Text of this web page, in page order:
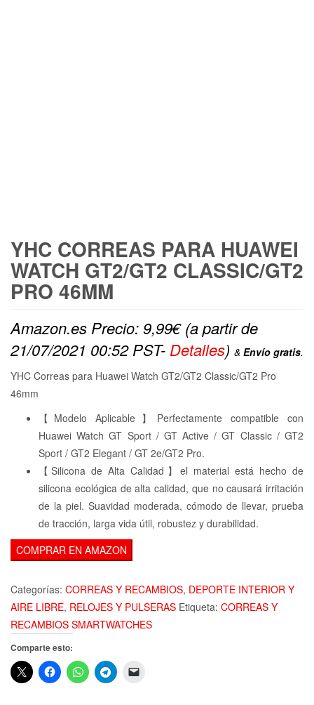
YHC CORREAS PARA HUAWEI
WATCH GT2/GT2 CLASSIC/GT2
PRO 46MM
Amazon.es Precio:9,99€(a partir de
21/07/2021 00:52 PST- Detalles) & Envío gratis.
YHC Correas para Huawei Watch GT2/GT2 Classic/GT2 Pro
46mm
【Modelo Aplicable】Perfectamente compatible con
Huawei Watch GT Sport / GT Active / GT Classic / GT2
Sport / GT2 Elegant / GT 2e/GT2 Pro.
【Silicona de Alta Calidad】el material está hecho de
silicona ecológica de alta calidad, que no causará irritación
de la piel. Suavidad moderada, cómodo de llevar, prueba
de tracción, larga vida útil, robustez y durabilidad.
COMPRAR EN AMAZON
Categorías: CORREAS Y RECAMBIOS, DEPORTE INTERIOR Y
AIRE LIBRE, RELOJES Y PULSERAS Etiqueta: CORREAS Y
RECAMBIOS SMARTWATCHES
Comparte esto: